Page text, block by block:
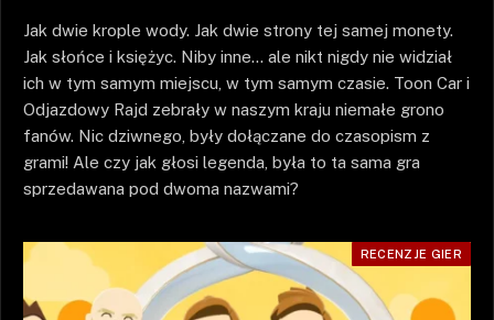
Jak dwie krople wody. Jak dwie strony tej samej monety.
Jak słońce i księżyc. Niby inne… ale nikt nigdy nie widział
ich w tym samym miejscu, w tym samym czasie. Toon Car i
Odjazdowy Rajd zebrały w naszym kraju niemałe grono
fanów. Nic dziwnego, były dołączane do czasopism z
grami! Ale czy jak głosi legenda, była to ta sama gra
sprzedawana pod dwoma nazwami?
RECENZJE GIER